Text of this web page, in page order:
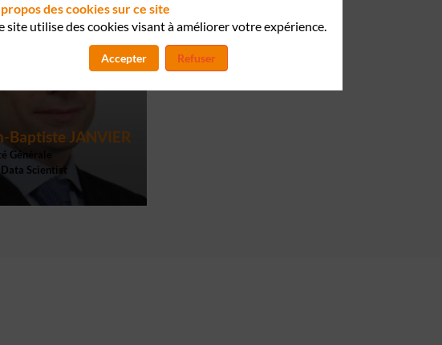
Baptiste JANVIER
Générale
Data Scientist
des cookies sur ce site
site utilise des cookies visant à améliorer votre expérience.
Accepter Refuser